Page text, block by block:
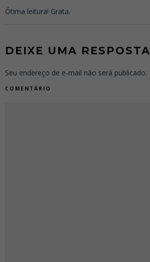
Ótima leitura! Grata.
DEIXE UMA RESPOSTA
Seu endereço de e-mail não será publicado.
COMENTÁRIO